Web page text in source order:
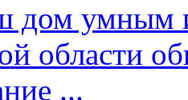
дом умным
области
...